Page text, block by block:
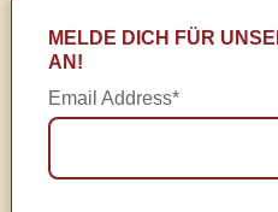
MELDE DICH FÜR
AN!
Email Address*